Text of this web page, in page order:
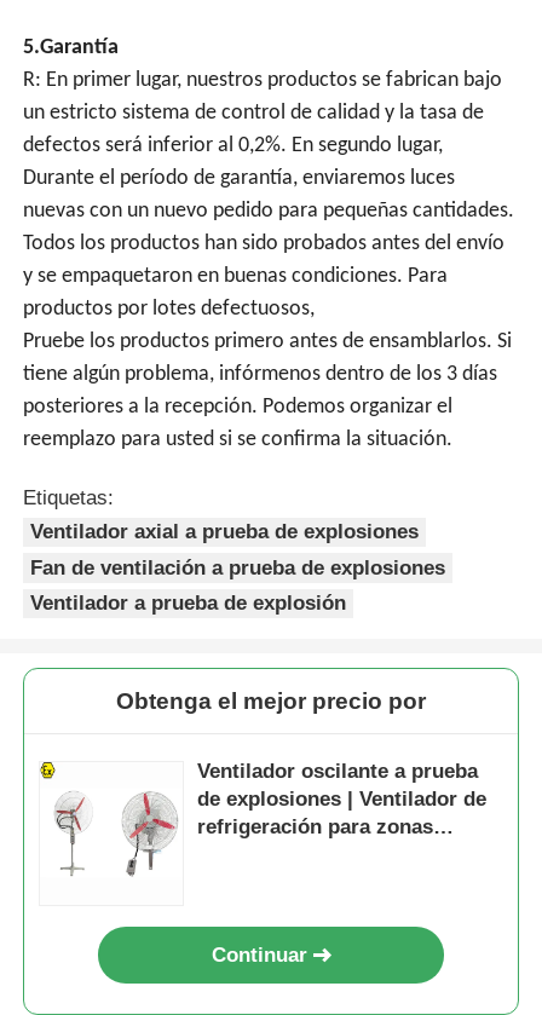
5.Garantía
R: En primer lugar, nuestros productos se fabrican bajo
un estricto sistema de control de calidad y la tasa de
defectos será inferior al 0,2%. En segundo lugar,
Durante el período de garantía, enviaremos luces
nuevas con un nuevo pedido para pequeñas cantidades.
Todos los productos han sido probados antes del envío
y se empaquetaron en buenas condiciones. Para
productos por lotes defectuosos,
Pruebe los productos primero antes de ensamblarlos. Si
tiene algún problema, infórmenos dentro de los 3 días
posteriores a la recepción. Podemos organizar el
reemplazo para usted si se confirma la situación.
Etiquetas:
Ventilador axial a prueba de explosiones
Fan de ventilación a prueba de explosiones
Ventilador a prueba de explosión
Obtenga el mejor precio por
Ventilador oscilante a prueba
de explosiones | Ventilador de
refrigeración para zonas
Continuar